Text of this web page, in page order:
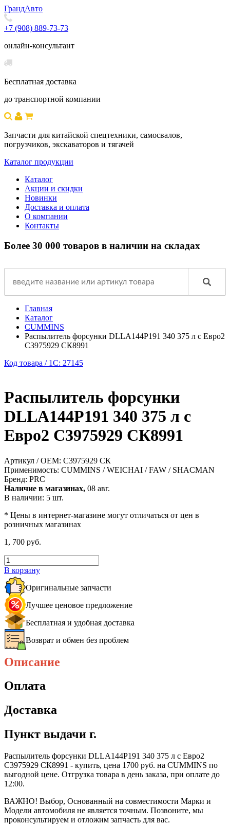
ГрандАвто
+7 (908) 889-73-73
онлайн-консультант
Бесплатная доставка
до транспортной компании
Запчасти для китайской спецтехники, самосвалов,
погрузчиков, экскаваторов и тягачей
Каталог продукции
Каталог
Акции и скидки
Новинки
Доставка и оплата
О компании
Контакты
Более 30 000 товаров в наличии на складах
Главная
Каталог
CUMMINS
Распылитель форсунки DLLA144P191 340 375 л с Евро2
C3975929 СК8991
Код товара / 1C: 27145
Распылитель форсунки
DLLA144P191 340 375 л с
Евро2 C3975929 СК8991
Артикул / OEM: C3975929 СК
Применимость: CUMMINS / WEICHAI / FAW / SHACMAN
Бренд: PRC
Наличие в магазинах, 08 авг.
В наличии: 5 шт.
* Цены в интернет-магазине могут отличаться от цен в
розничных магазинах
1, 700 руб.
В корзину
Оригинальные запчасти
Лучшее ценовое предложение
Бесплатная и удобная доставка
Возврат и обмен без проблем
Описание
Оплата
Доставка
Пункт выдачи г.
Распылитель форсунки DLLA144P191 340 375 л с Евро2
C3975929 СК8991 - купить, цена 1700 руб. на CUMMINS по
выгодной цене. Отгрузка товара в день заказа, при оплате до
12:00.
ВАЖНО! Выбор, Основанный на совместимости Марки и
Модели автомобиля не является точным. Позвоните, мы
проконсультируем и отложим запчасть для вас.